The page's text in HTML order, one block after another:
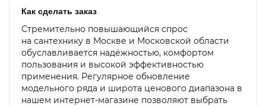
Как сделать заказ
Стремительно повышающийся спрос
на сантехнику в Москве и Московской области
обуславливается надёжностью, комфортом
пользования и высокой эффективностью
применения. Регулярное обновление
модельного ряда и широта ценового диапазона в
нашем интернет-магазине позволяют выбрать